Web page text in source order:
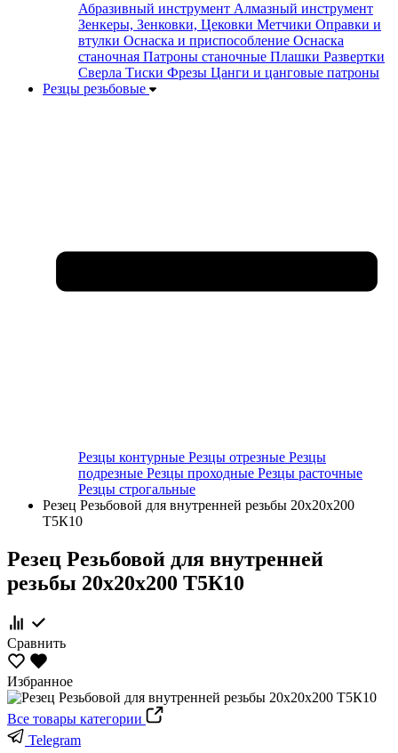
Абразивный инструмент Алмазный инструмент
Зенкеры, Зенковки, Цековки Метчики Оправки и
втулки Оснаска и приспособление Оснаска
станочная Патроны станочные Плашки Развертки
Сверла Тиски Фрезы Цанги и цанговые патроны
Резцы резьбовые
Резцы контурные Резцы отрезные Резцы
подрезные Резцы проходные Резцы расточные
Резцы строгальные
Резец Резьбовой для внутренней резьбы 20х20х200
Т5К10
Резец Резьбовой для внутренней
резьбы 20х20х200 Т5К10
Сравнить
Избранное
Все товары категории
Telegram